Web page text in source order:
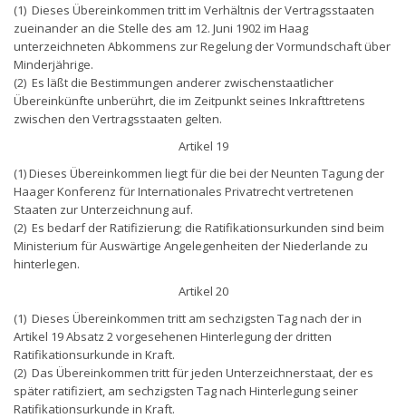
(1) Dieses Übereinkommen tritt im Verhältnis der Vertragsstaaten
zueinander an die Stelle des am 12. Juni 1902 im Haag
unterzeichneten Abkommens zur Regelung der Vormundschaft über
Minderjährige.
(2) Es läßt die Bestimmungen anderer zwischenstaatlicher
Übereinkünfte unberührt, die im Zeitpunkt seines Inkrafttretens
zwischen den Vertragsstaaten gelten.
Artikel 19
(1) Dieses Übereinkommen liegt für die bei der Neunten Tagung der
Haager Konferenz für Internationales Privatrecht vertretenen
Staaten zur Unterzeichnung auf.
(2) Es bedarf der Ratifizierung; die Ratifikationsurkunden sind beim
Ministerium für Auswärtige Angelegenheiten der Niederlande zu
hinterlegen.
Artikel 20
(1) Dieses Übereinkommen tritt am sechzigsten Tag nach der in
Artikel 19 Absatz 2 vorgesehenen Hinterlegung der dritten
Ratifikationsurkunde in Kraft.
(2) Das Übereinkommen tritt für jeden Unterzeichnerstaat, der es
später ratifiziert, am sechzigsten Tag nach Hinterlegung seiner
Ratifikationsurkunde in Kraft.